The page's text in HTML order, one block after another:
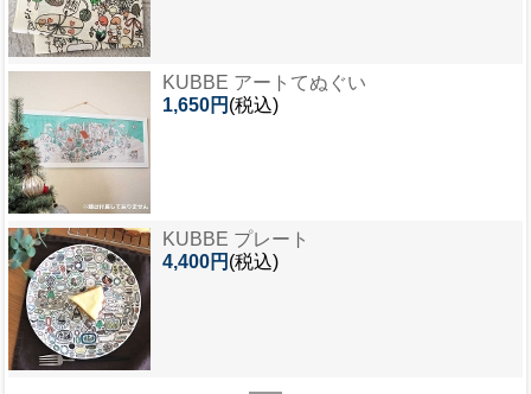
KUBBE アートてぬぐい
1,650円 (税込)
KUBBE プレート
4,400円 (税込)